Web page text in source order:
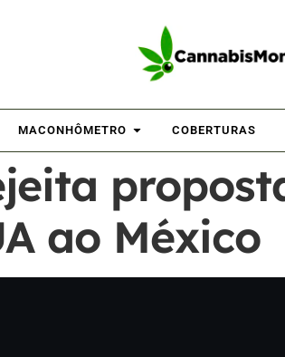
MACONHÔMETRO COBERTURAS
ao México